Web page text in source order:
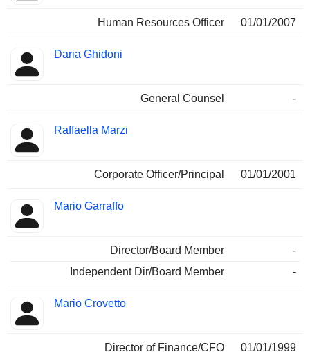
Human Resources Officer 01/01/2007
Daria Ghidoni
General Counsel -
Raffaella Marzi
Corporate Officer/Principal 01/01/2001
Mario Garraffo
Director/Board Member
-
Independent Dir/Board Member
-
Mario Crovetto
Director of Finance/CFO 01/01/1999